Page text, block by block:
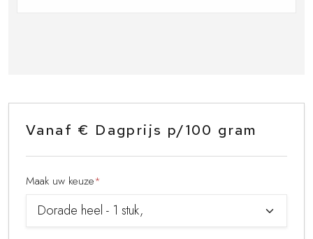
Vanaf € Dagprijs p/100 gram
Maak uw keuze*